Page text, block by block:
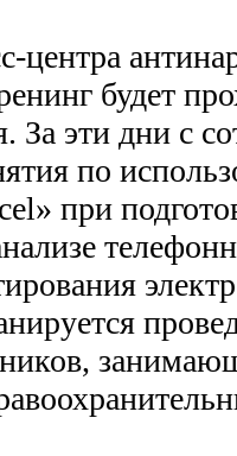
будет
За эти дни с
по
при